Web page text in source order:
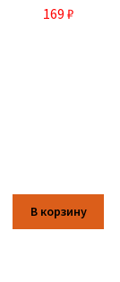
169 ₽
В корзину